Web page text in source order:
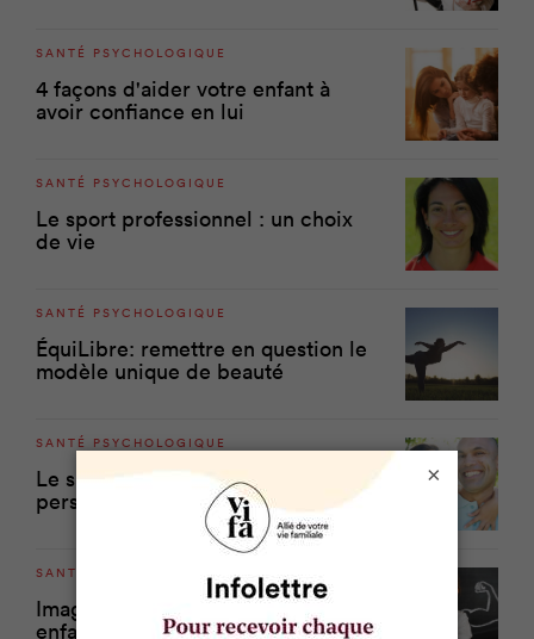
SANTÉ PSYCHOLOGIQUE
4 façons d'aider votre enfant à
avoir confiance en lui
SANTÉ PSYCHOLOGIQUE
Le sport professionnel : un choix
de vie
SANTÉ PSYCHOLOGIQUE
ÉquiLibre: remettre en question le
modèle unique de beauté
SANTÉ PSYCHOLOGIQUE
Le sport, révélateur de
personnalité
SANTÉ PSYCHOLOGIQUE
Image corporelle: aidez votre
enfant à aimer son corps
×